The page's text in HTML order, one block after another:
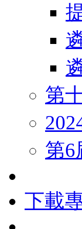
第
第6
下載